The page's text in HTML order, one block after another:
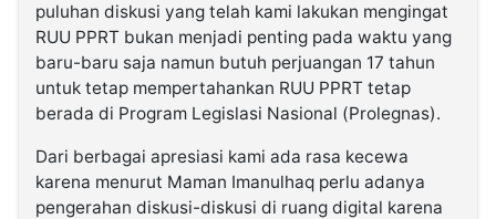
puluhan diskusi yang telah kami lakukan mengingat
RUU PPRT bukan menjadi penting pada waktu yang
baru-baru saja namun butuh perjuangan 17 tahun
untuk tetap mempertahankan RUU PPRT tetap
berada di Program Legislasi Nasional (Prolegnas).
Dari berbagai apresiasi kami ada rasa kecewa
karena menurut Maman Imanulhaq perlu adanya
pengerahan diskusi-diskusi di ruang digital karena